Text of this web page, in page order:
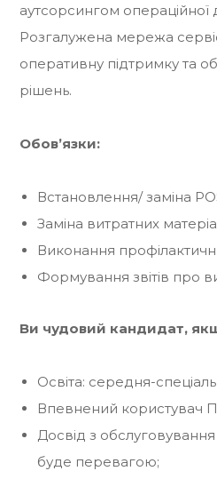
аутсорсингом операційної
Розгалужена мережа
оперативну підтримку та
рішень.
Обов’язки:
Встановлення/ заміна
Заміна витратних
Виконання
Формування звітів про
Ви чудовий кандидат,
Освіта: середня-
Впевнений користувач
Досвід з обслуговування
буде перевагою;